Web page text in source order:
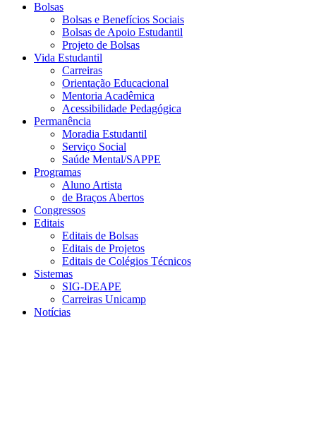
Bolsas
Bolsas e Benefícios Sociais
Bolsas de Apoio Estudantil
Projeto de Bolsas
Vida Estudantil
Carreiras
Orientação Educacional
Mentoria Acadêmica
Acessibilidade Pedagógica
Permanência
Moradia Estudantil
Serviço Social
Saúde Mental/SAPPE
Programas
Aluno Artista
de Braços Abertos
Congressos
Editais
Editais de Bolsas
Editais de Projetos
Editais de Colégios Técnicos
Sistemas
SIG-DEAPE
Carreiras Unicamp
Notícias